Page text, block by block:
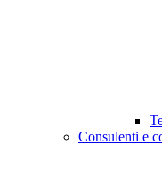
Consulenti e